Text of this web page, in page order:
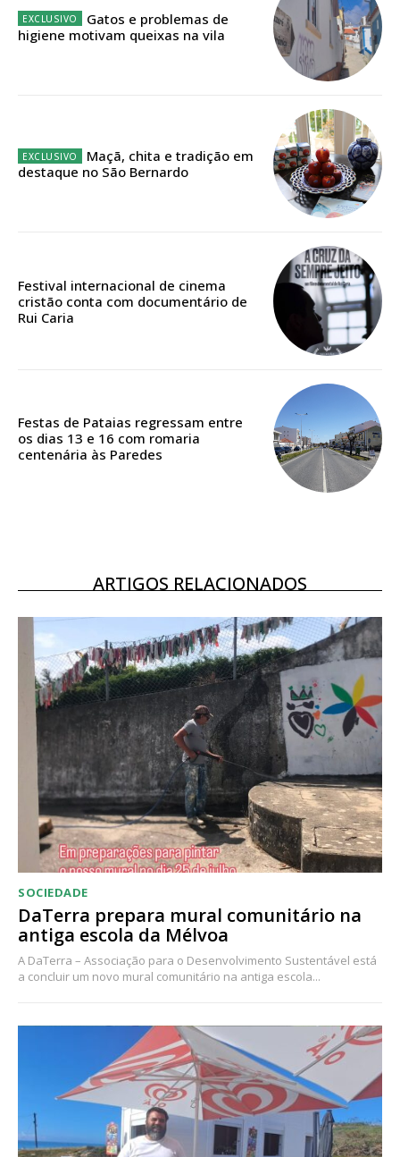
Sendo assinante terá acesso a todos os conteúdos exclusivos e versões
digitais.
Escolha o plano de assinatura desejado:
ASSINATURA
IMPRESSA
Edição em papel entregue à Quinta-feira em sua
Acesso aos conteúdos Exclusivos para
Ofertas para assinatura anual
ASSINATURA
DIGITAL ANUAL
16€
12 meses
Acesso ao conteúdo online
Acesso aos conteúdos Exclusivos para
assinantes
Ofertas para assinatura anual
Gatos e problemas de
higiene motivam queixas na vila
Maçã, chita e tradição em
destaque no São Bernardo
Festival internacional de cinema
cristão conta com documentário de
Rui Caria
Festas de Pataias regressam entre
os dias 13 e 16 com romaria
centenária às Paredes
ARTIGOS RELACIONADOS
SOCIEDADE
DaTerra prepara mural comunitário na
antiga escola da Mélvoa
A DaTerra – Associação para o Desenvolvimento Sustentável está
a concluir um novo mural comunitário na antiga escola...